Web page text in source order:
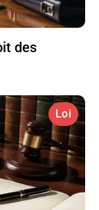
des
Loi